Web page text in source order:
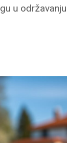
u